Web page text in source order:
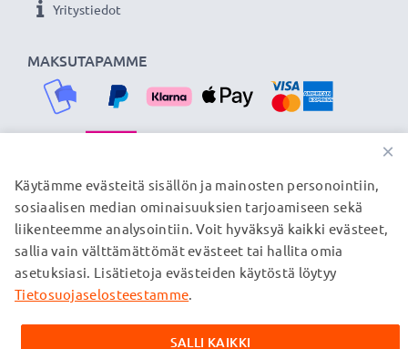
MAKSUTAPAMME
Yritystiedot
TOIMITUSKUMPPANIMME
© subtel.fi 2026
Kaikki hinnat sisältävät arvonlisäveron, mutta ei
toimituskuluja. Kaikki sivuillamme mainitut tavaramerkit ovat
verkkosivuillamme ainoastaan tuotteitamme koskevan
×
Käytämme evästeitä sisällön ja mainosten personointiin,
sosiaalisen median ominaisuuksien tarjoamiseen sekä
liikenteemme analysointiin. Voit hyväksyä kaikki evästeet,
sallia vain välttämättömät evästeet tai hallita omia
asetuksiasi. Lisätietoja evästeiden käytöstä löytyy
Tietosuojaselosteestamme.
SALLI KAIKKI